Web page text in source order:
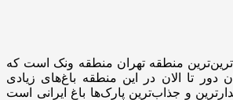
منطقه تهران منطقه ونک است که
دور تا الان در این منطقه باغ‌های زیادی
و جذاب‌ترین پارک‌ها باغ ایرانی است